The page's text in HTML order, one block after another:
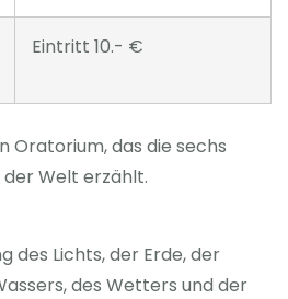
Eintritt 10.- €
Oratorium, das die sechs
Welt erzählt.
des Lichts, der Erde, der
des Wetters und der